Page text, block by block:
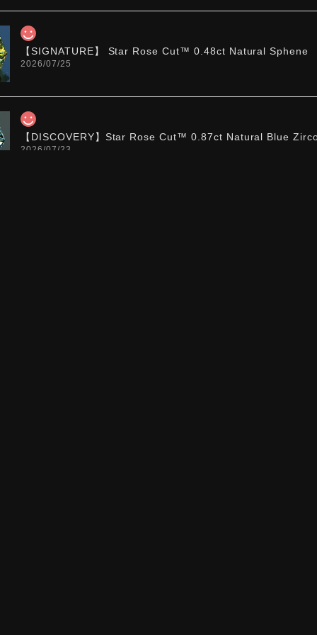
【SIGNATURE】 Star Rose Cut™️ 0.48ct Natural Sphene
2026/07/25
【DISCOVERY】Star Rose Cut™️ 0.87ct Natural Blue
2026/07/23